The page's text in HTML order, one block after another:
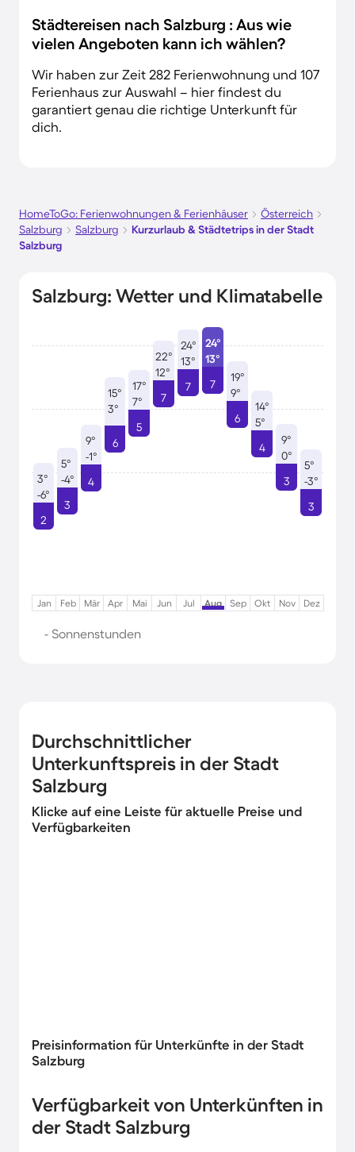
Städtereisen nach Salzburg : Aus wie
vielen Angeboten kann ich wählen?
Wir haben zur Zeit 282 Ferienwohnung und 107
Ferienhaus zur Auswahl – hier findest du
garantiert genau die richtige Unterkunft für
dich.
HomeToGo: Ferienwohnungen & Ferienhäuser
Österreich
Salzburg
Salzburg
Kurzurlaub & Städtetrips in der Stadt
Salzburg
Salzburg: Wetter und Klimatabelle
3°
-6°
2
5°
-4°
3
9°
-1°
4
15°
3°
6
17°
7°
5
22°
12°
7
24°
13°
7
24°
13°
7
19°
9°
6
14°
5°
4
9°
0°
3
5°
-3°
3
Jan Feb Mär Apr Mai Jun Jul Aug Sep Okt Nov Dez
- Sonnenstunden
Durchschnittlicher
Unterkunftspreis in der Stadt
Salzburg
Klicke auf eine Leiste für aktuelle Preise und
Verfügbarkeiten
Preisinformation für Unterkünfte in der Stadt
Salzburg
Verfügbarkeit von Unterkünften in
der Stadt Salzburg